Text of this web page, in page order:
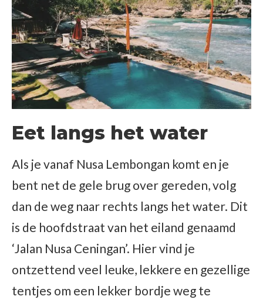
Eet langs het water
Als je vanaf Nusa Lembongan komt en je
bent net de gele brug over gereden, volg
dan de weg naar rechts langs het water. Dit
is de hoofdstraat van het eiland genaamd
‘Jalan Nusa Ceningan’. Hier vind je
ontzettend veel leuke, lekkere en gezellige
tentjes om een lekker bordje weg te